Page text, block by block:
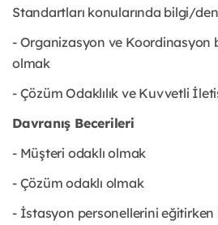
Standartları konularında bilgi/
- Organizasyon ve Koordinasyon
olmak
- Çözüm Odaklılık ve Kuvvetli
Davranış Becerileri
- Müşteri odaklı olmak
- Çözüm odaklı olmak
- İstasyon personellerini